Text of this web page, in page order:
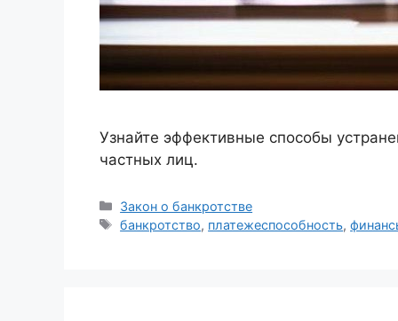
Узнайте эффективные способы
частных лиц.
Рубрики
Закон о банкротстве
Метки
банкротство, платежеспособность,